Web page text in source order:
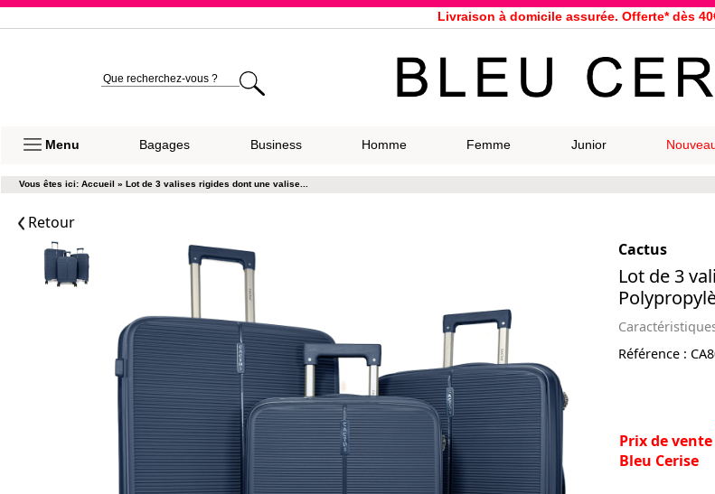
Livraison à domicile assurée. Offerte* dès
Expédition le jour même pour toutes commandes passées
33 magasins répartis dans la France. Un à proximité
Menu Bagages Business Homme Femme Junior
Vous êtes ici: Accueil » Lot de 3 valises rigides dont une valise...
Retour
Cactus
Lot de 3
Référence :
Prix de vente
Bleu Cerise